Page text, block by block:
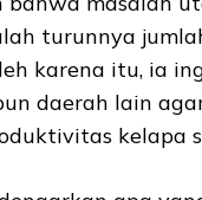
turunnya
karena itu, ia
daerah lain
kelapa